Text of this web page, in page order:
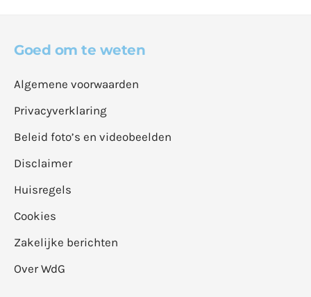
Goed om te weten
Algemene voorwaarden
Privacyverklaring
Beleid foto’s en videobeelden
Disclaimer
Huisregels
Cookies
Zakelijke berichten
Over WdG